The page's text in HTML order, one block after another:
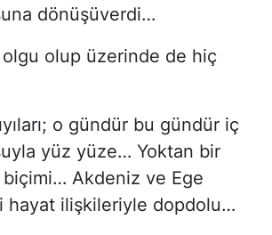
dönüşüverdi…
olup üzerinde de hiç
o gündür bu gündür iç
yüz yüze… Yoktan bir
Akdeniz ve Ege
hayat ilişkileriyle dopdolu…